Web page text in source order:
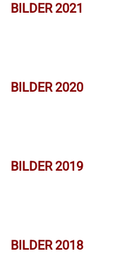
BILDER 2021
BILDER 2020
BILDER 2019
BILDER 2018